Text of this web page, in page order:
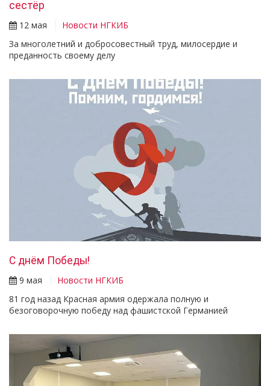
сестёр
12 мая
Новости НГКИБ
За многолетний и добросовестный труд, милосердие и
преданность своему делу
С днём Победы!
9 мая
Новости НГКИБ
81 год назад Красная армия одержала полную и
безоговорочную победу над фашистской Германией